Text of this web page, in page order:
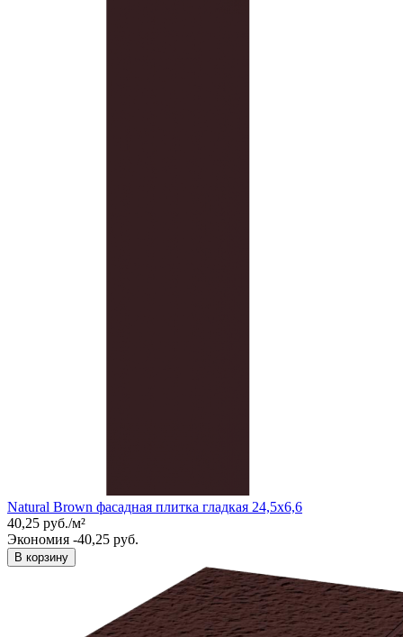
Natural Brown фасадная плитка гладкая 24,5x6,6
40,25 руб./м²
Экономия -40,25 руб.
В корзину